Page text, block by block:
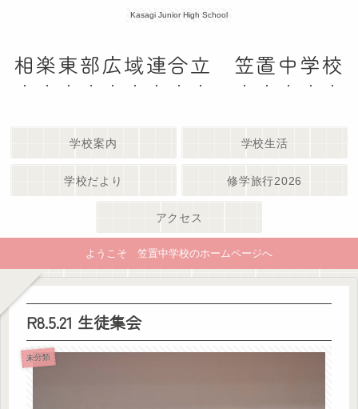
Kasagi Junior High School
相楽東部広域連合立 笠置中学校
学校案内 学校生活
学校だより 修学旅行2026
アクセス
ようこそ 笠置中学校のホームページへ
R8.5.21 生徒集会
未分類